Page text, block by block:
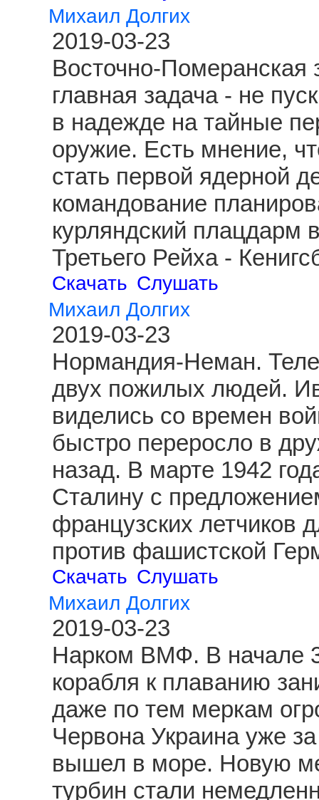
Михаил Долгих
2019-03-23
Восточно-Померанская
главная задача - не
в надежде на тайные
оружие. Есть мнение,
стать первой ядерной
командование
курляндский плацдарм
Третьего Рейха -
Скачать Слушать
Михаил Долгих
2019-03-23
Нормандия-Неман.
двух пожилых людей.
виделись со времен
быстро переросло в
назад. В марте 1942
Сталину с
французских летчиков
против фашистской
Скачать Слушать
Михаил Долгих
2019-03-23
Нарком ВМФ. В начале
корабля к плаванию
даже по тем меркам
Червона Украина уже
вышел в море. Новую
турбин стали